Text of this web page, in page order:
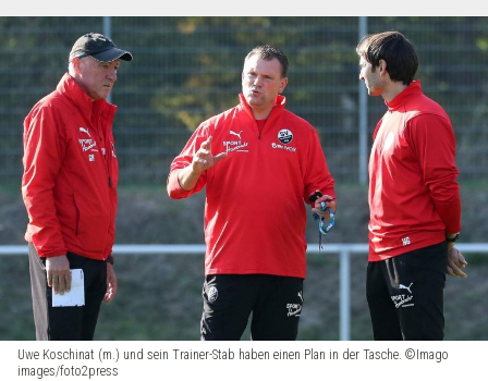
Uwe Koschinat (m.) und sein Trainer-Stab haben einen Plan in der Tasche. ©Imago
images/foto2press